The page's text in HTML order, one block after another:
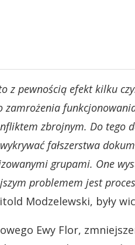
z pewnością efekt kilku
zamrożenia
zbrojnym. Do tego
fałszerstwa
grupami. One
problemem jest
Modzelewski, były
Ewy Flor,